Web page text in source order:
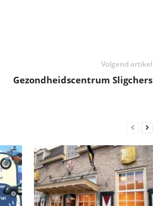
Volgend artikel
Gezondheidscentrum Sligchers